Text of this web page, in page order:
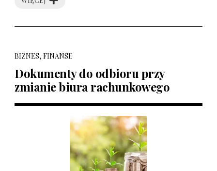
BIZNES, FINANSE
Dokumenty do odbioru przy
zmianie biura rachunkowego